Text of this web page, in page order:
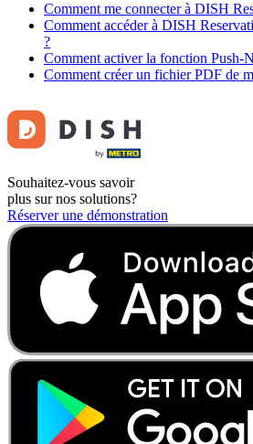
Comment me connecter à DISH
Comment accéder à DISH
?
Comment activer la fonction Push-
Comment créer un fichier PDF de
Souhaitez-vous savoir
plus sur nos solutions?
Réserver une démonstration